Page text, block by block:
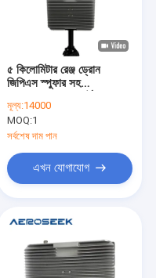
৫ কিলোমিটার রেঞ্জ ড্রোন
জিপিএস স্পুফার সহ
ফ্রিকোয়েন্সি ব্যান্ড এবং মাল্টি-
সিস্টেম সাপোর্ট
মূল্য:14000
MOQ:1
সর্বশেষ দাম পান
এখন যোগাযোগ